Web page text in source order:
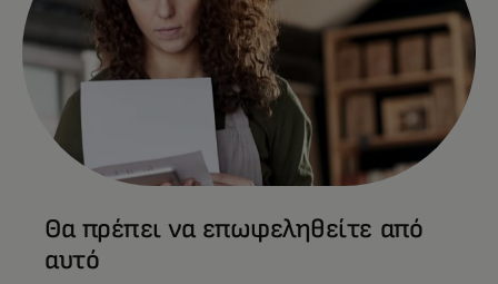
Θα πρέπει να επωφεληθείτε από
αυτό